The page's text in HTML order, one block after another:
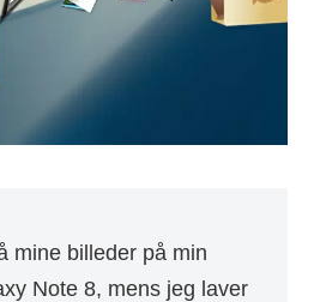
mine billeder på min
Note 8, mens jeg laver